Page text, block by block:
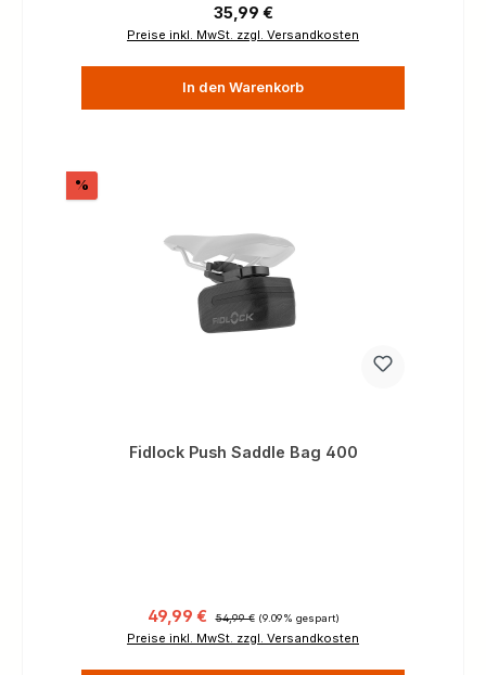
Regulärer Preis:
35,99 €
Preise inkl. MwSt. zzgl. Versandkosten
In den Warenkorb
%
Fidlock Push Saddle Bag 400
Verkaufspreis:
49,99 € 54,99 € (9.09% gespart)
Preise inkl. MwSt. zzgl. Versandkosten